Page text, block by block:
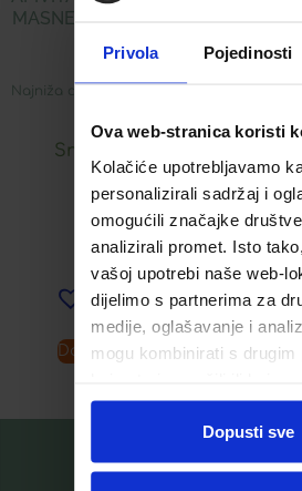
Privola Pojedinosti
Ova web-stranica koristi
Kolačiće upotrebljavamo
personalizirali sadržaj i
omogućili značajke
analizirali promet. Isto
vašoj upotrebi naše web-
dijelimo s partnerima za
medije, oglašavanje i
mogu kombinirati s drugim
ste upotrebljavali njihove
Dopusti sve
MASNE I MJEŠOVITE KOŽE
Najniža cijena u zadnjih 30 dana:
Snižena cijena:
8,45€
Dodaj u listu želja
Dodaj u košaricu